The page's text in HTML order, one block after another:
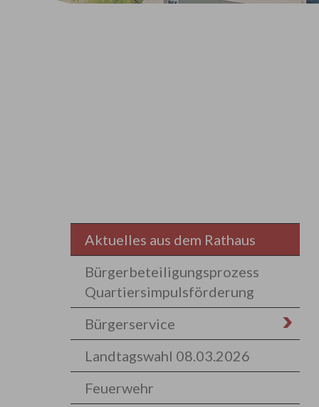
Aktuelles aus dem Rathaus
Bürgerbeteiligungsprozess
Quartiersimpulsförderung
Bürgerservice
Landtagswahl 08.03.2026
Feuerwehr